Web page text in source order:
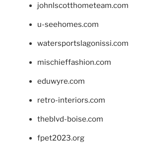
johnlscotthometeam.com
u-seehomes.com
watersportslagonissi.com
mischieffashion.com
eduwyre.com
retro-interiors.com
theblvd-boise.com
fpet2023.org